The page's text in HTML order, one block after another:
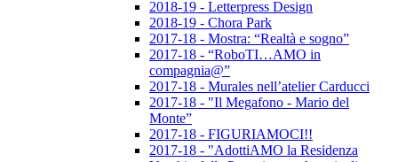
2018-19 - Letterpress Design
2018-19 - Chora Park
2017-18 - Mostra: “Realtà e sogno”
2017-18 - “RoboTI…AMO in
compagnia@”
2017-18 - Murales nell’atelier Carducci
2017-18 - "Il Megafono - Mario del
Monte”
2017-18 - FIGURIAMOCI!!
2017-18 - "AdottiAMO la Residenza